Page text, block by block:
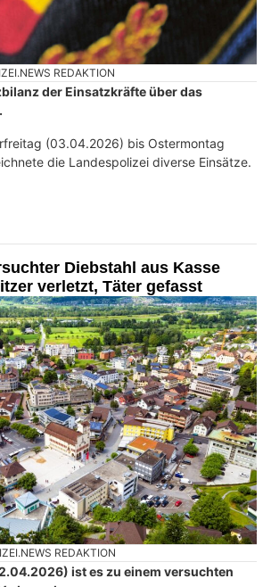
REDAKTION
der Einsatzkräfte über das
(03.04.2026) bis Ostermontag
die Landespolizei diverse Einsätze.
Diebstahl aus Kasse
verletzt, Täter gefasst
REDAKTION
ist es zu einem versuchten